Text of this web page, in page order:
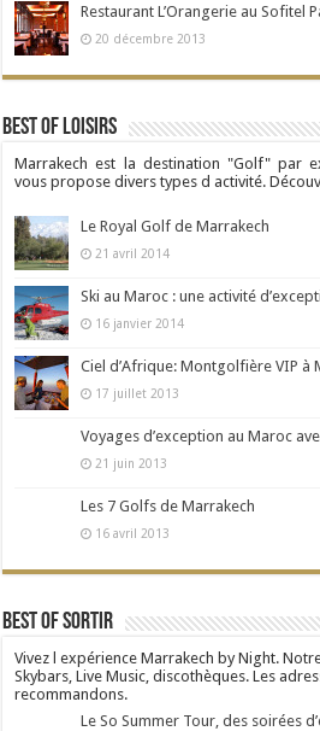
Restaurant L’Orangerie au Sofitel
20 décembre 2013
Best Of Loisirs
Marrakech est la destination "Golf" par
vous propose divers types d activité.
Le Royal Golf de Marrakech
21 avril 2014
Ski au Maroc : une activité
16 janvier 2014
Ciel d’Afrique: Montgolfière VIP à
17 juillet 2013
Voyages d’exception au Maroc
21 juin 2013
Les 7 Golfs de Marrakech
16 avril 2013
Best Of Sortir
Vivez l expérience Marrakech by Night.
Skybars, Live Music, discothèques. Les
recommandons.
Le So Summer Tour, des soirées